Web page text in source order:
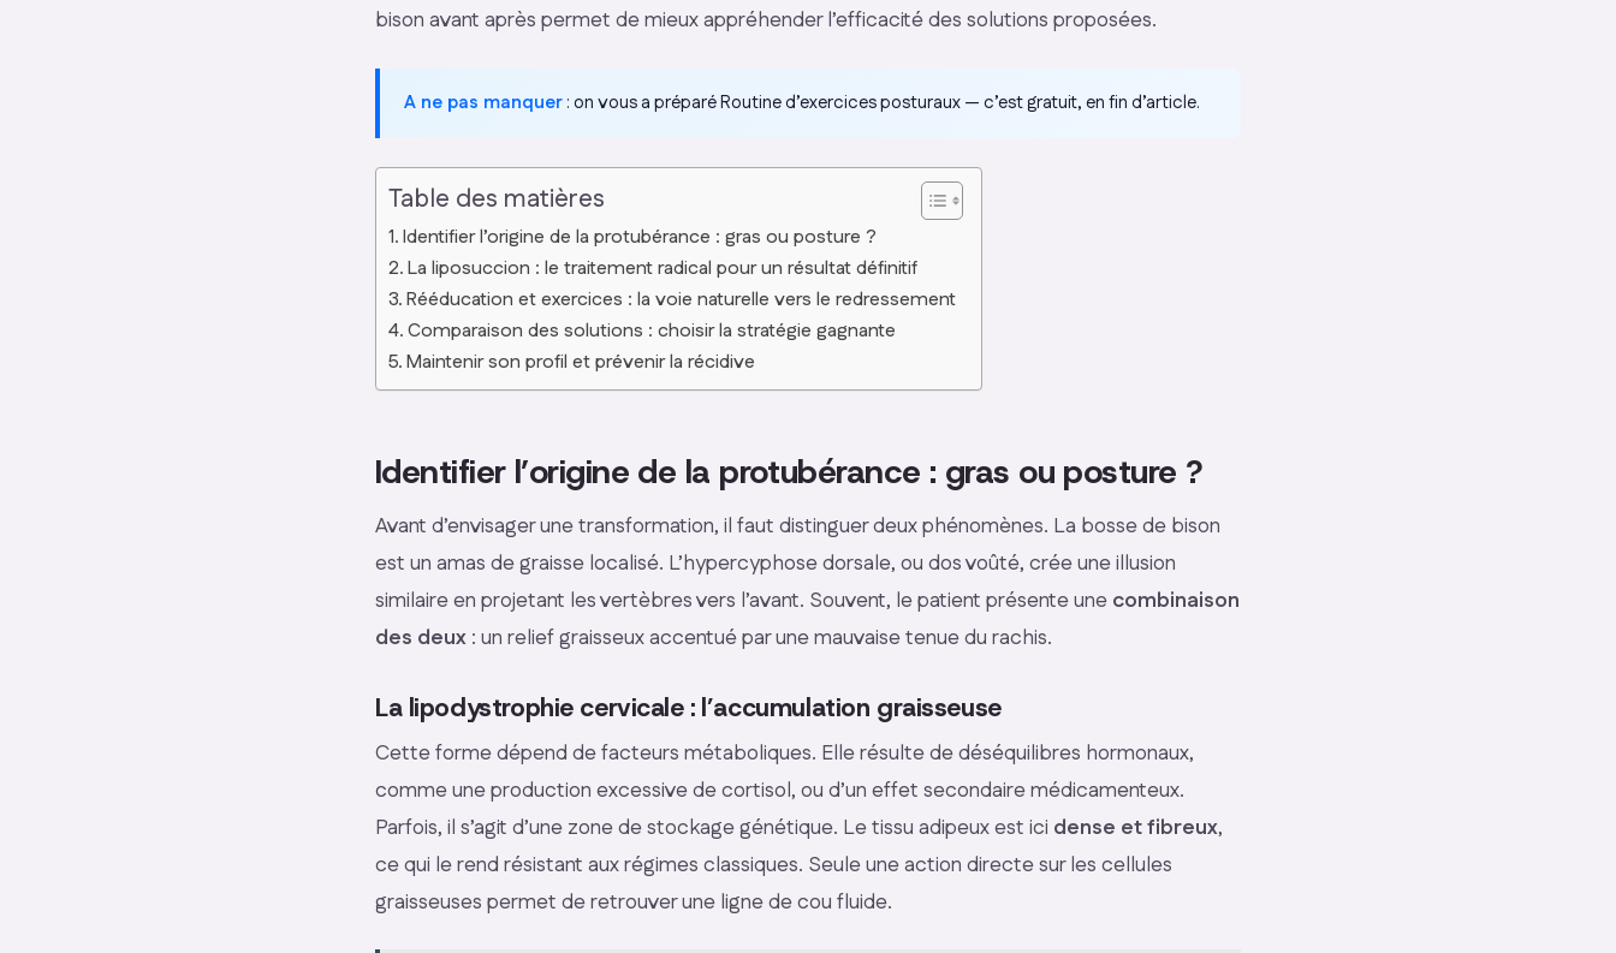
bison avant après permet de mieux appréhender l’efficacité des solutions proposées.
A ne pas manquer: on vous a préparéRoutine d’exercices posturaux— c’est gratuit, en fin d’article.
Table des matières
Identifier l’origine de la protubérance : gras ou posture ?
La liposuccion : le traitement radical pour un résultat définitif
Rééducation et exercices : la voie naturelle vers le redressement
Comparaison des solutions : choisir la stratégie gagnante
Maintenir son profil et prévenir la récidive
Identifier l’origine de la protubérance : gras ou posture ?
Avant d’envisager une transformation, il faut distinguer deux phénomènes. La bosse de bison
est un amas de graisse localisé. L’hypercyphose dorsale, ou dos voûté, crée une illusion
similaire en projetant les vertèbres vers l’avant. Souvent, le patient présente une combinaison
des deux : un relief graisseux accentué par une mauvaise tenue du rachis.
La lipodystrophie cervicale : l’accumulation graisseuse
Cette forme dépend de facteurs métaboliques. Elle résulte de déséquilibres hormonaux,
comme une production excessive de cortisol, ou d’un effet secondaire médicamenteux.
Parfois, il s’agit d’une zone de stockage génétique. Le tissu adipeux est ici dense et fibreux,
ce qui le rend résistant aux régimes classiques. Seule une action directe sur les cellules
graisseuses permet de retrouver une ligne de cou fluide.